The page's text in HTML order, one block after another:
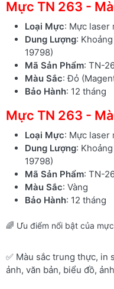
Mực TN 263 -
Loại Mực: Mực laser
Dung Lượng:
19798)
Mã Sản Phẩm: TN-
Màu Sắc: Đỏ
Bảo Hành: 12 tháng
Mực TN 263 -
Loại Mực: Mực laser
Dung Lượng:
19798)
Mã Sản Phẩm: TN-
Màu Sắc: Vàng
Bảo Hành: 12 tháng
🌈 Ưu điểm nổi bật của
✅ Màu sắc trung thực, in
ảnh, văn bản, biểu đồ,